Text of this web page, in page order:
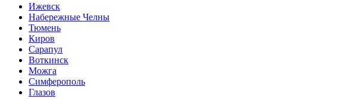
Ижевск
Набережные Челны
Тюмень
Киров
Сарапул
Воткинск
Можга
Симферополь
Глазов